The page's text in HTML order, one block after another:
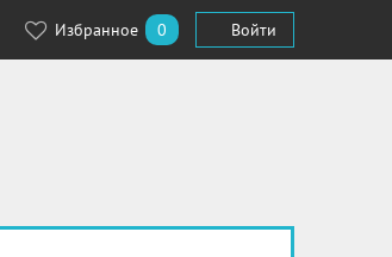
Избранное 0 Войти